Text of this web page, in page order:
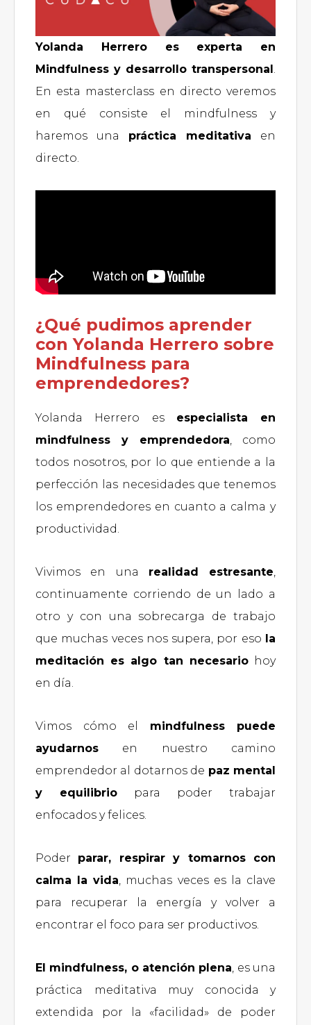
Yolanda Herrero es experta en
Mindfulness y desarrollo transpersonal.
En esta masterclass en directo veremos
en qué consiste el mindfulness y
haremos una práctica meditativa en
directo.
¿Qué pudimos aprender
con Yolanda Herrero sobre
Mindfulness para
emprendedores?
Yolanda Herrero es especialista en
mindfulness y emprendedora, como
todos nosotros, por lo que entiende a la
perfección las necesidades que tenemos
los emprendedores en cuanto a calma y
productividad.
Vivimos en una realidad estresante,
continuamente corriendo de un lado a
otro y con una sobrecarga de trabajo
que muchas veces nos supera, por eso la
meditación es algo tan necesariohoy
en día.
Vimos cómo el mindfulness puede
ayudarnos en nuestro camino
emprendedor al dotarnos de paz mental
y equilibrio para poder trabajar
enfocados y felices.
Poder parar, respirar y tomarnos con
calma la vida, muchas veces es la clave
para recuperar la energía y volver a
encontrar el foco para ser productivos.
El mindfulness, o atención plena, es una
práctica meditativa muy conocida y
extendida por la «facilidad» de poder